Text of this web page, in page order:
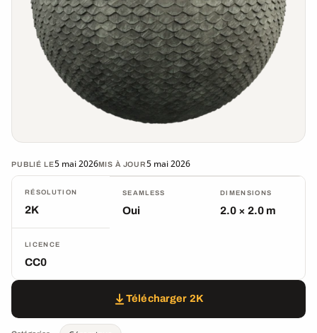
PUBLIÉ LE5 mai 2026MIS À JOUR5 mai 2026
RÉSOLUTION
2K
SEAMLESS
Oui
DIMENSIONS
2.0 × 2.0 m
LICENCE
CC0
Télécharger 2K